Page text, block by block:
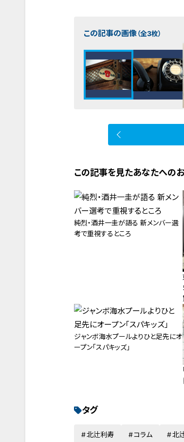
この記事の画像（全3枚）
この記事を見たあなたへの
純烈・酒井一圭が語る 新メンバー選
考で重視するところ
ジャンボ海水プールよりひと足先にオ
ープン「スパキッズ」
タグ
北辻利寿 コラム 北